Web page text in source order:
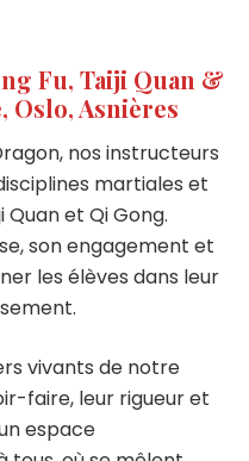
Fu, Taiji Quan &
Oslo, Asnières
nos instructeurs
martiales et
Quan et Qi Gong.
son engagement et
les élèves dans leur
vivants de notre
faire, leur rigueur et
espace